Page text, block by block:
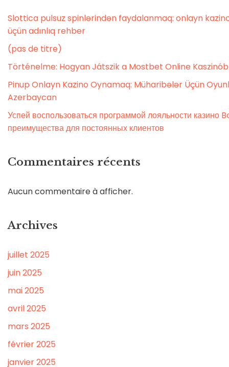
Slottica pulsuz spinlərindən faydalanmaq: onlayn
üçün adınlıq rehber
(pas de titre)
Történelme: Hogyan Játszik a Mostbet Online
Pinup Onlayn Kazino Oynamaq: Müharibələr Üçün
Azerbaycan
Успей воспользоваться программой лояльности казино
преимущества для постоянных клиентов
Commentaires récents
Aucun commentaire à afficher.
Archives
juillet 2025
juin 2025
mai 2025
avril 2025
mars 2025
février 2025
janvier 2025